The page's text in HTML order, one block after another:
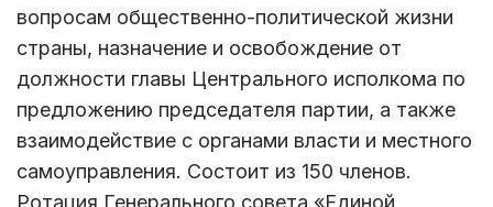
вопросам общественно-политической жизни
страны, назначение и освобождение от
должности главы Центрального исполкома по
предложению председателя партии, а также
взаимодействие с органами власти и местного
самоуправления. Состоит из 150 членов.
Ротация Генерального совета «Единой